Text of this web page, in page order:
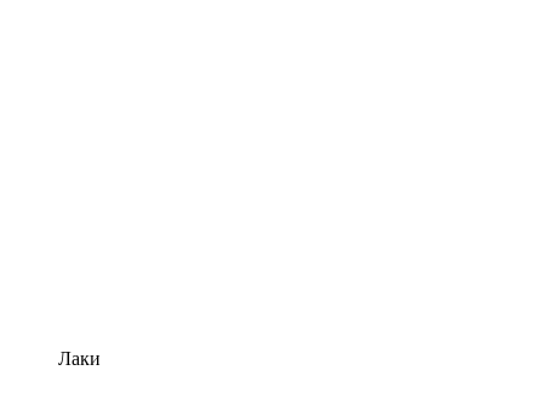
Лаки